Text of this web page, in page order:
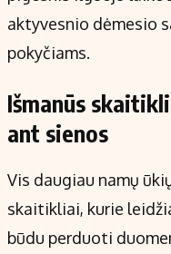
aktyvesnio dėmesio
pokyčiams.
Išmanūs
ant sienos
Vis daugiau namų
skaitikliai, kurie
būdu perduoti